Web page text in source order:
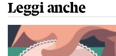
Leggi anche